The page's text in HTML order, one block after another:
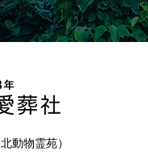
動物霊苑）